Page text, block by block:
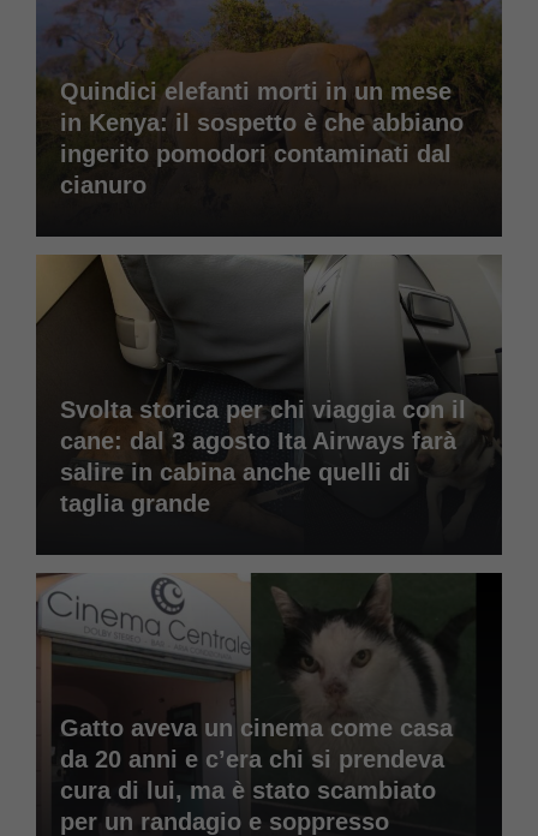
Quindici elefanti morti in un mese
in Kenya: il sospetto è che abbiano
ingerito pomodori contaminati dal
cianuro
Svolta storica per chi viaggia con il
cane: dal 3 agosto Ita Airways farà
salire in cabina anche quelli di
taglia grande
Gatto aveva un cinema come casa
da 20 anni e c’era chi si prendeva
cura di lui, ma è stato scambiato
per un randagio e soppresso